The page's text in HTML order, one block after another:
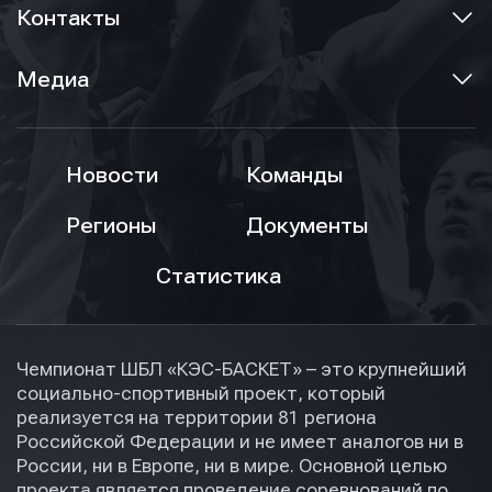
Контакты
Медиа
Новости
Команды
Регионы
Документы
Статистика
Чемпионат ШБЛ «КЭС-БАСКЕТ» – это крупнейший
социально-спортивный проект, который
реализуется на территории 81 региона
Российской Федерации и не имеет аналогов ни в
России, ни в Европе, ни в мире. Основной целью